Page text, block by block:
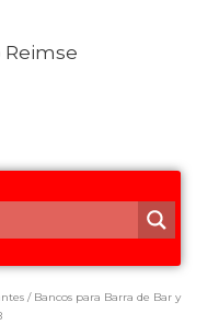
/ Bancos para Barra de Bar y